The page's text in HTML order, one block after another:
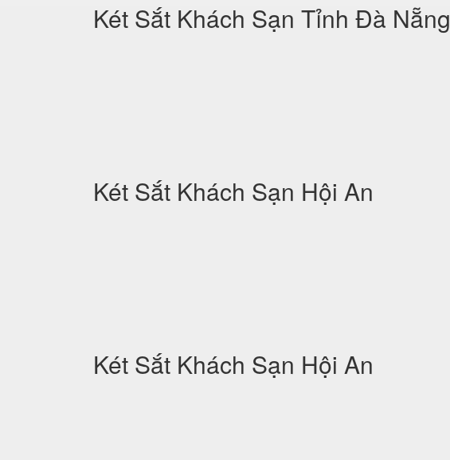
Két Sắt Khách Sạn Tỉnh Đà Nẵng
Két Sắt Khách Sạn Hội An
Két Sắt Khách Sạn Hội An